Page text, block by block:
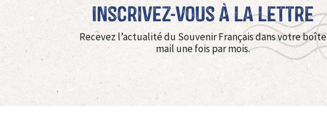
Inscrivez-vous à La Lettre
Recevez l’actualité du Souvenir Français dans votre boîte
mail une fois par mois.